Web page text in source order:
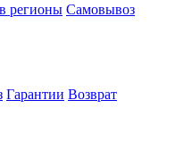
регионы Самовывоз
Гарантии Возврат